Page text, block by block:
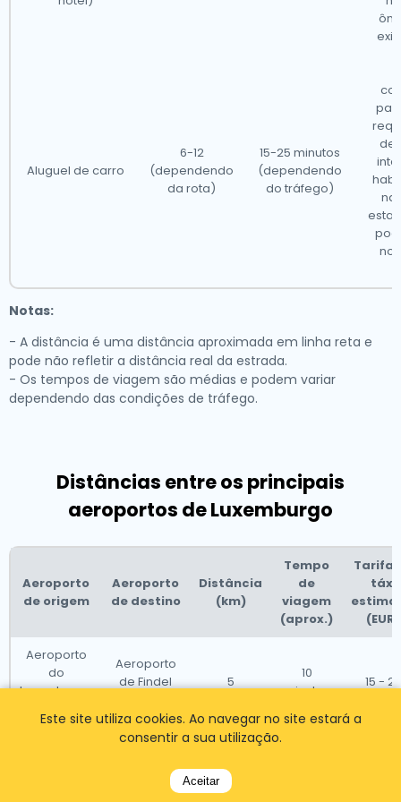
Aluguel de carro
6-12
(dependendo
da rota)
15-25 minutos
(dependendo
do tráfego)
de
no
Notas:
- A distância é uma distância aproximada em linha reta e
pode não refletir a distância real da estrada.
- Os tempos de viagem são médias e podem variar
dependendo das condições de tráfego.
Distâncias entre os principais
aeroportos de Luxemburgo
Aeroporto
de origem
Aeroporto
de destino
Distância
(km)
Tempo
de
viagem
(aprox.)
Tarifa
táxi
(EUR)
Aeroporto
do
Luxemburgo
Aeroporto
de Findel
5
10
minutos
15 - 20
Aeroporto
Charleroi
100
Este site utiliza cookies. Ao navegar no site estará a
consentir a sua utilização.
Aceitar